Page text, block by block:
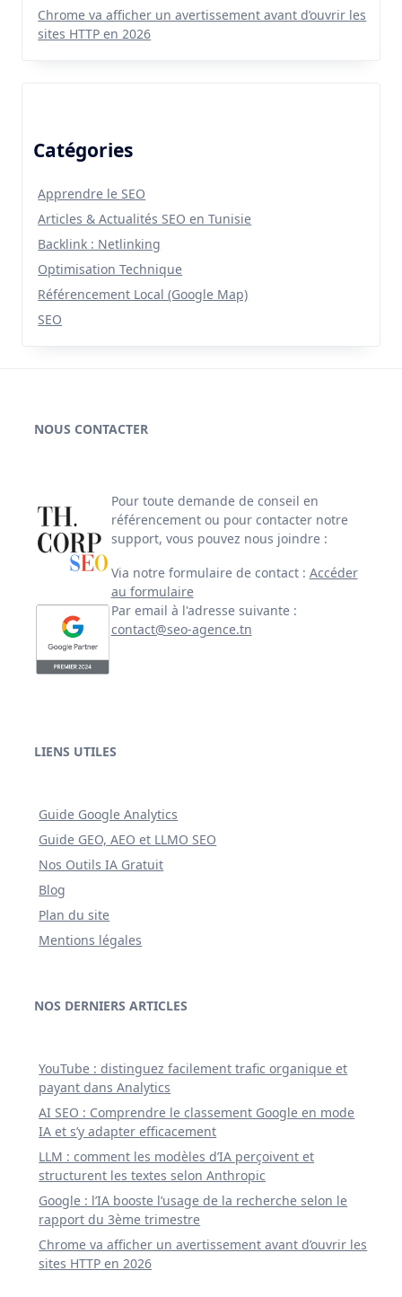
Chrome va afficher un avertissement avant d’ouvrir les
sites HTTP en 2026
Catégories
Apprendre le SEO
Articles & Actualités SEO en Tunisie
Backlink : Netlinking
Optimisation Technique
Référencement Local (Google Map)
SEO
NOUS CONTACTER
Pour toute demande de conseil en
référencement ou pour contacter notre
support, vous pouvez nous joindre :
Via notre formulaire de contact : Accéder
au formulaire
Par email à l'adresse suivante :
contact@seo-agence.tn
LIENS UTILES
Guide Google Analytics
Guide GEO, AEO et LLMO SEO
Nos Outils IA Gratuit
Blog
Plan du site
Mentions légales
NOS DERNIERS ARTICLES
YouTube : distinguez facilement trafic organique et
payant dans Analytics
AI SEO : Comprendre le classement Google en mode
IA et s’y adapter efficacement
LLM : comment les modèles d’IA perçoivent et
structurent les textes selon Anthropic
Google : l’IA booste l’usage de la recherche selon le
rapport du 3ème trimestre
Chrome va afficher un avertissement avant d’ouvrir les
sites HTTP en 2026